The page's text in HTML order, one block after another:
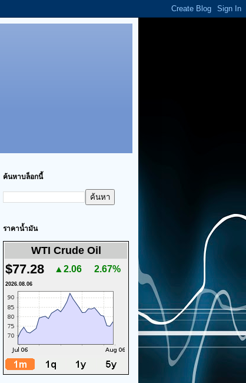
ค้นหาบล็อกนี้
ราคาน้ำมัน
WTI Crude Oil
$77.28 ▲2.06 2.67%
2026.08.06